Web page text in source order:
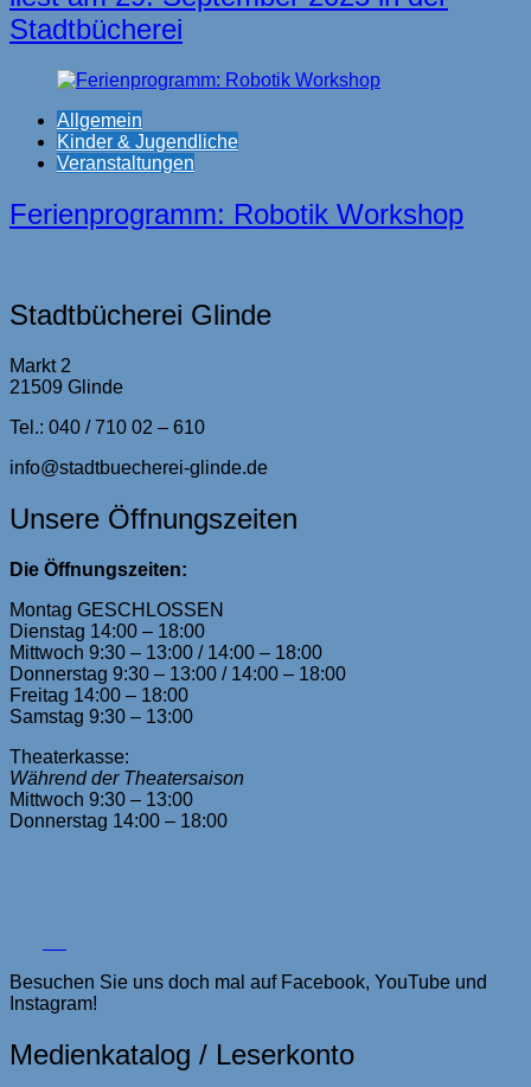
Stadtbücherei
Allgemein
Kinder & Jugendliche
Veranstaltungen
Ferienprogramm: Robotik Workshop
Stadtbücherei Glinde
Markt 2
21509 Glinde
Tel.: 040 / 710 02 – 610
info@stadtbuecherei-glinde.de
Unsere Öffnungszeiten
Die Öffnungszeiten:
Montag GESCHLOSSEN
Dienstag 14:00 – 18:00
Mittwoch 9:30 – 13:00 / 14:00 – 18:00
Donnerstag 9:30 – 13:00 / 14:00 – 18:00
Freitag 14:00 – 18:00
Samstag 9:30 – 13:00
Theaterkasse:
Während der Theatersaison
Mittwoch 9:30 – 13:00
Donnerstag 14:00 – 18:00
Besuchen Sie uns doch mal auf Facebook, YouTube und
Instagram!
Medienkatalog / Leserkonto